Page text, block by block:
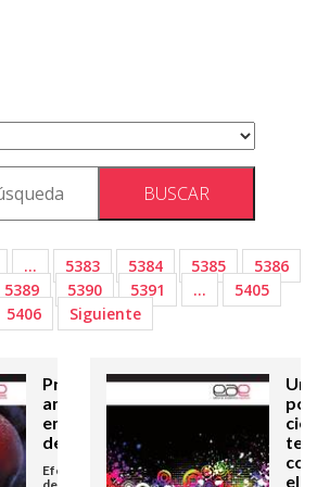
… 5383 5384 5385
5386
5389 5390 5391 …
5405
5406
Siguiente
Propiedades
antioxidantes
en ciruelas
desecadas
Efecto del
Una
el